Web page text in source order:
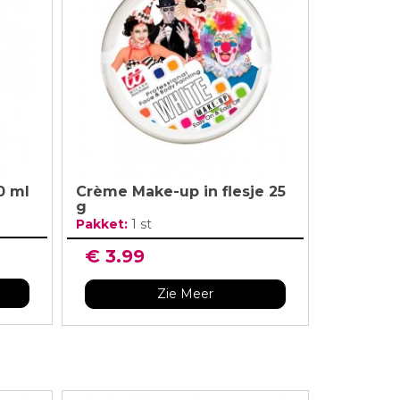
Lantaarn
Serpentines
Meer Zien
Snoep Spiesjes
Marshmallow Cakes
Aangepaste Snoep
Snoepgoed
ml
Crème Make-up in flesje 25
g
Pakket: 1 st
€ 3.99
Zie Meer